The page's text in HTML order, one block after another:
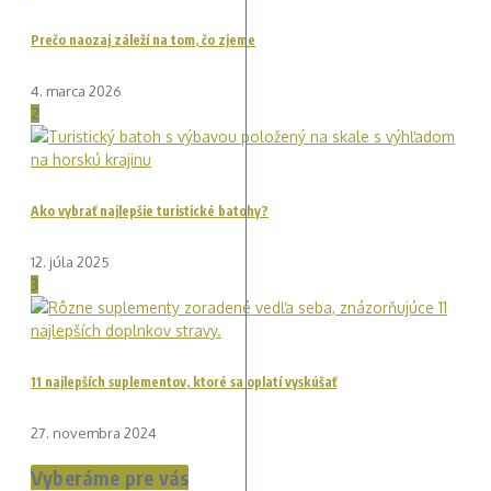
Prečo naozaj záleží na tom, čo zjeme
4. marca 2026
2
Ako vybrať najlepšie turistické batohy?
12. júla 2025
3
11 najlepších suplementov, ktoré sa oplatí vyskúšať
27. novembra 2024
Vyberáme pre vás